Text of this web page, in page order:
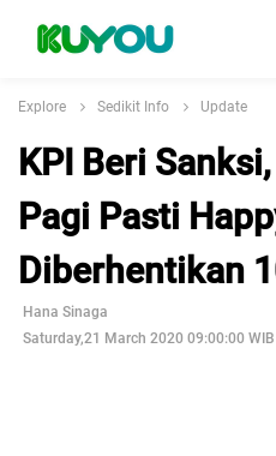
Explore Sedikit Info Update
KPI Beri
Pagi Pasti
Diberhentikan
Hana Sinaga
Saturday,21 March 2020 09:00:00 WIB